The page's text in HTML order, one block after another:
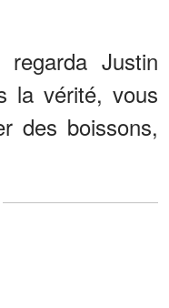
Justin
la vérité, vous
des boissons,